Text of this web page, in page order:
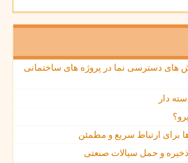
های دسترسی نما در پروژه های ساختمانی
دار
برای ارتباط سریع و مطمئن
و حمل سیالات صنعتی